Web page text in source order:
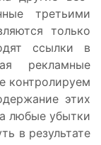
третьими
только
ссылки в
рекламные
контролируем
этих
любые убытки
в результате